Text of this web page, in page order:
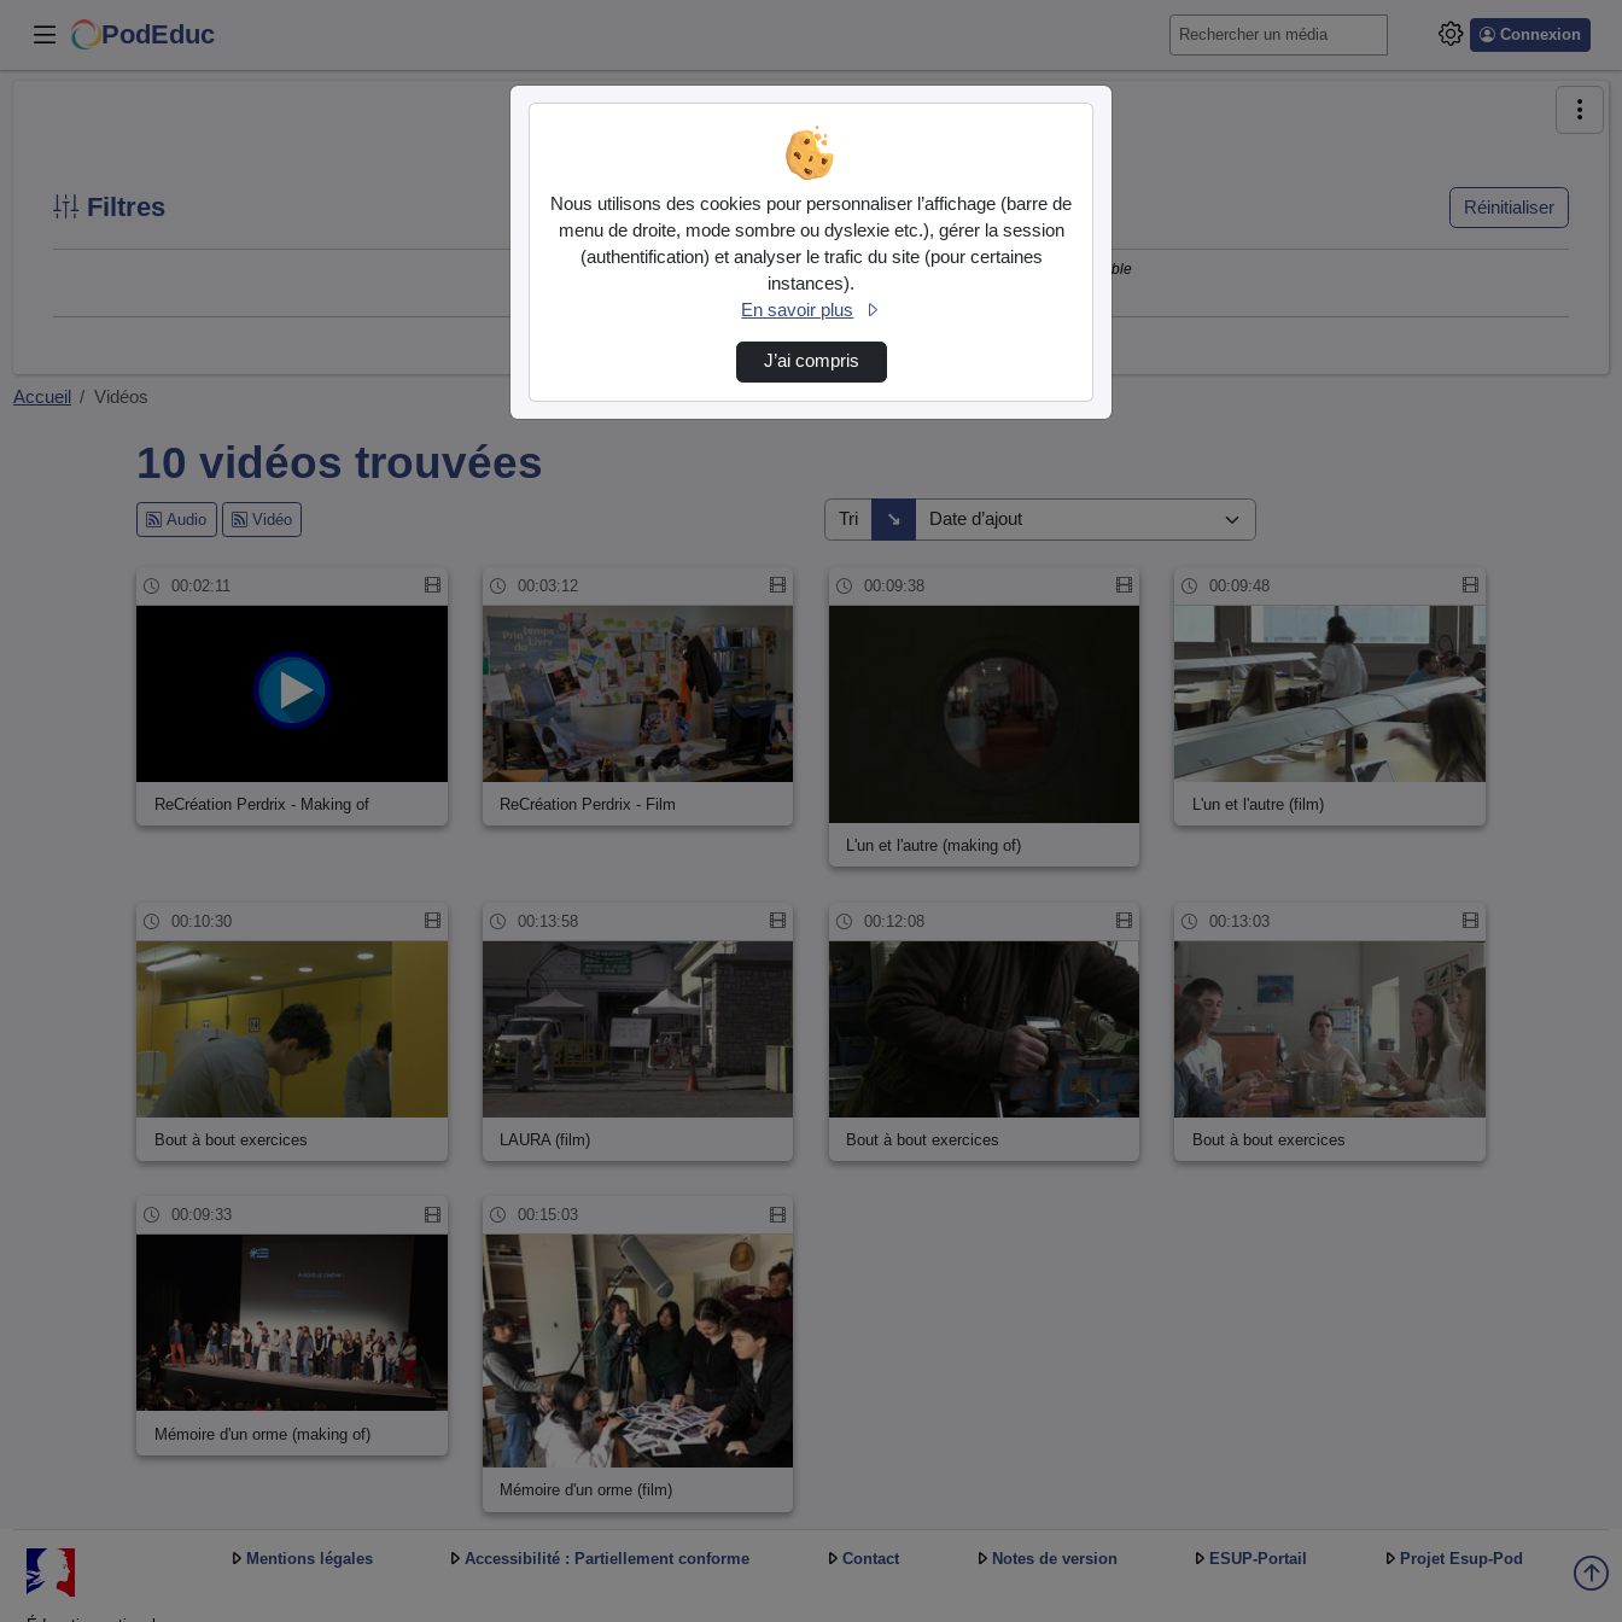
PodEduc Connexion
Filtres Réinitialiser
Accueil Vidéos
10 vidéos trouvées
Audio Vidéo Tri ↘
Direction de tri
00:02:11
ReCréation Perdrix - Making of
00:03:12
ReCréation Perdrix - Film
00:09:38
L'un et l'autre (making of)
00:09:48
L'un et l'autre (film)
00:10:30
Bout à bout exercices
00:13:58
LAURA (film)
00:12:08
Bout à bout exercices
00:13:03
Bout à bout exercices
00:09:33
Mémoire d'un orme (making of)
00:15:03
Mémoire d'un orme (film)
Mentions légales Accessibilité : Partiellement conforme Contact Notes de version ESUP-Portail Projet Esup-Pod
Nous utilisons des cookies pour personnaliser l’affichage (barre de
menu de droite, mode sombre ou dyslexie etc.), gérer la session
(authentification) et analyser le trafic du site (pour certaines
instances).
En savoir plus
J’ai compris